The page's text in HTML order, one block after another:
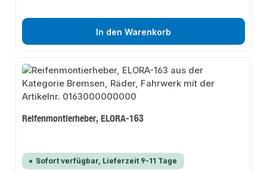
In den Warenkorb
Reifenmontierheber, ELORA-163
Sofort verfügbar, Lieferzeit 9-11 Tage